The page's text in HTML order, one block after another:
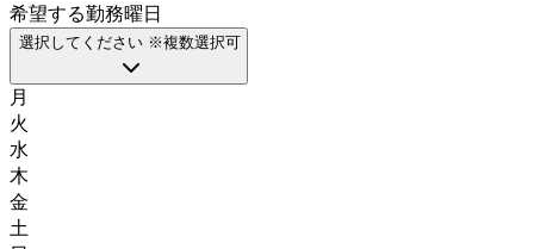
希望する勤務曜日
選択してください ※複数選択可
月
火
水
木
金
土